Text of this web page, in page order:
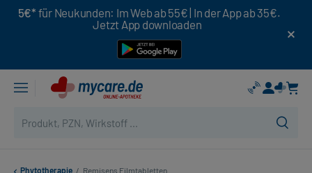
5€* für Neukunden: Im Web ab 55€ | In der App ab 35€.
Jetzt App downloaden
Phytotherapie / Remisens Filmtabletten